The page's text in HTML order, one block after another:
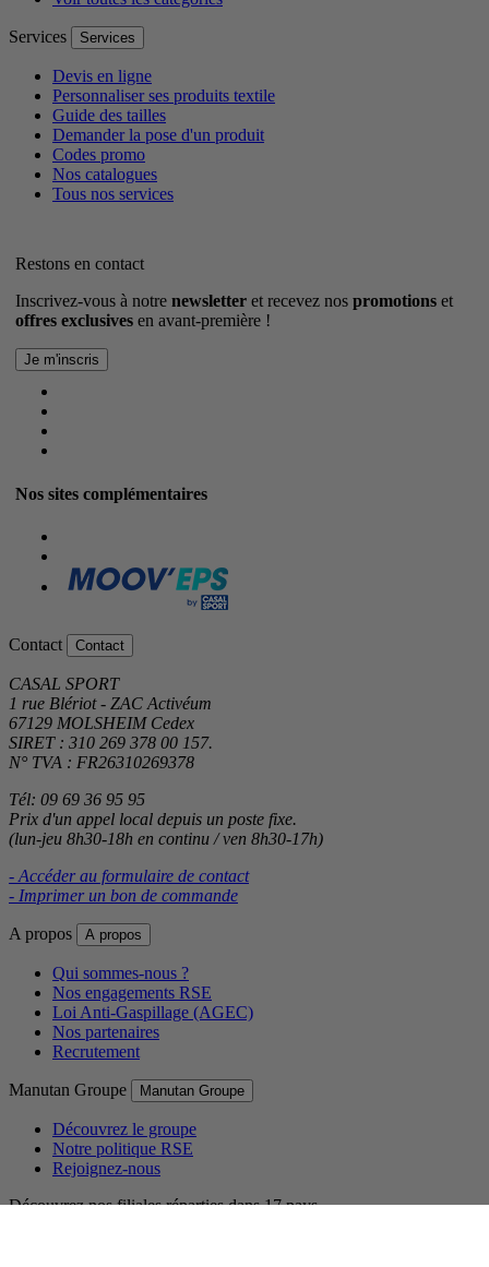
Services Services
Devis en ligne
Personnaliser ses produits textile
Guide des tailles
Demander la pose d'un produit
Codes promo
Nos catalogues
Tous nos services
Restons en contact
Inscrivez-vous à notre newsletter et recevez nos promotions et
offres exclusives en avant-première !
Nos sites complémentaires
Contact Contact
CASAL SPORT
1 rue Blériot - ZAC Activéum
67129 MOLSHEIM Cedex
SIRET : 310 269 378 00 157.
N° TVA : FR26310269378
Tél: 09 69 36 95 95
Prix d'un appel local depuis un poste fixe.
(lun-jeu 8h30-18h en continu / ven 8h30-17h)
- Accéder au formulaire de contact
- Imprimer un bon de commande
A propos A propos
Qui sommes-nous ?
Nos engagements RSE
Loi Anti-Gaspillage (AGEC)
Nos partenaires
Recrutement
Manutan Groupe Manutan Groupe
Découvrez le groupe
Notre politique RSE
Rejoignez-nous
Découvrez nos filiales réparties dans 17 pays.